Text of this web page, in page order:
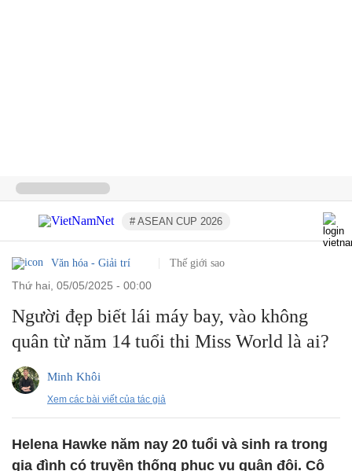
# ASEAN CUP 2026
Văn hóa - Giải trí Thế giới sao
thứ hai, 05/05/2025 - 00:00
Người đẹp biết lái máy bay, vào không
quân từ năm 14 tuổi thi Miss World là ai?
Minh Khôi
Xem các bài viết của tác giả
Helena Hawke năm nay 20 tuổi và sinh ra trong
gia đình có truyền thống phục vụ quân đội. Cô